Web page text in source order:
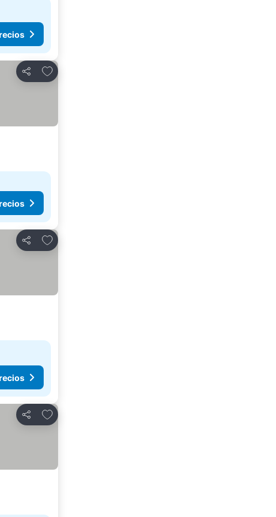
Compartir
Agregar a favoritos
Compartir
Agregar a favoritos
Compartir
Agregar a favoritos